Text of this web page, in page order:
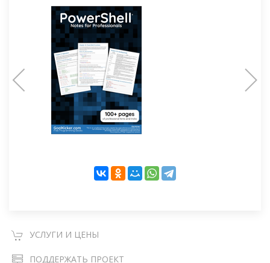
УСЛУГИ И ЦЕНЫ
ПОДДЕРЖАТЬ ПРОЕКТ